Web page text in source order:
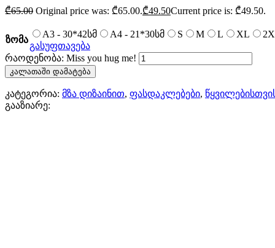
₾65.00 Original price was: ₾65.00.₾49.50Current price is: ₾49.50.
ზომა
A3 - 30*42სმ A4 - 21*30სმ S M L XL
გასუფთავება
რაოდენობა: Miss you hug me!
კალათაში დამატება
კატეგორია: მზა დიზაინით, ფასდაკლებები,
გააზიარე: